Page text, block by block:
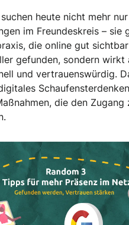
heute nicht mehr
im Freundeskreis – sie
die online gut
gefunden, sondern wirkt
und vertrauenswürdig.
die den Zugang